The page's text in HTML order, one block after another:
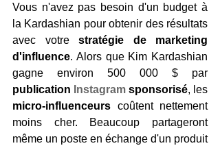
Vous n'avez pas besoin d'un budget à
la Kardashian pour obtenir des résultats
avec votre stratégie de marketing
d'influence. Alors que Kim Kardashian
publication Instagram sponsorisé
micro-influenceurs coûtent nettement
moins cher. Beaucoup partageront
même un poste en échange d'un produit